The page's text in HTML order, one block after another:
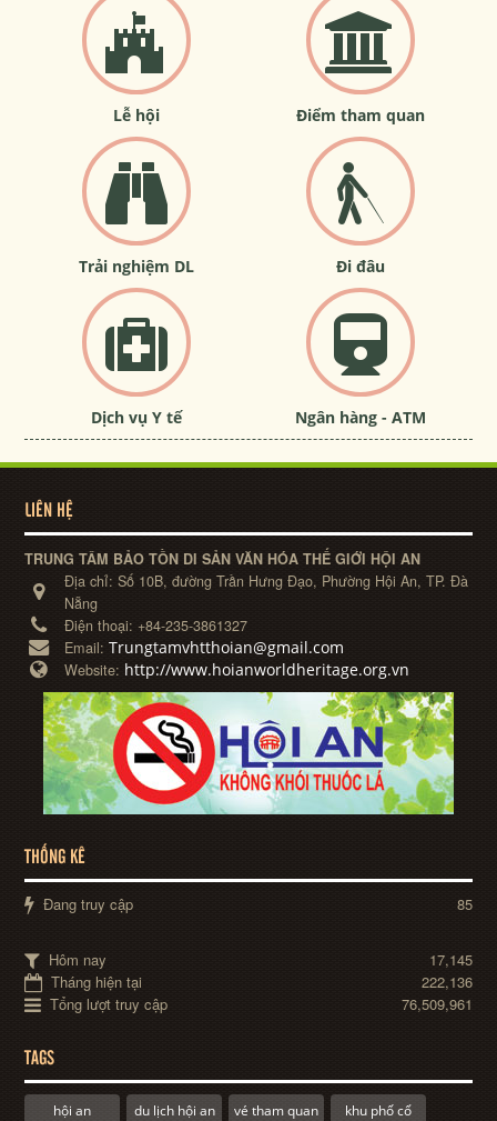
Lễ hội Điểm tham quan
Trải nghiệm DL Đi đâu
Dịch vụ Y tế Ngân hàng - ATM
LIÊN HỆ
TRUNG TÂM BẢO TỒN DI SẢN VĂN HÓA THẾ GIỚI HỘI AN
Địa chỉ:Số 10B, đường Trần Hưng Đạo, Phường Hội An, TP. Đà
Nẵng
Điện thoại: +84-235-3861327
Email:Trungtamvhtthoian@gmail.com
Website: http://www.hoianworldheritage.org.vn
THỐNG KÊ
Đang truy cập 85
Hôm nay
17,145
Tháng hiện tại
222,136
Tổng lượt truy cập
76,509,961
TAGS
hội an du lịch hội an vé tham quan khu phố cổ